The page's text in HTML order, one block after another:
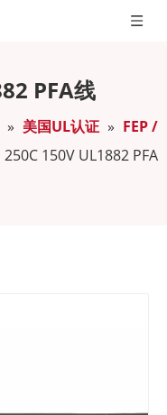
PFA线
» 美国UL认证 » FEP /
250C 150V UL1882 PFA